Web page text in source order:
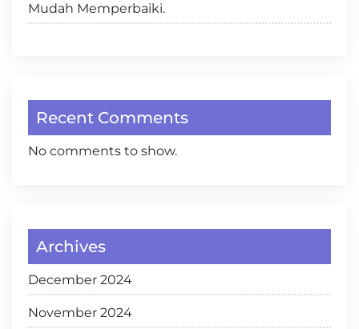
Mudah Memperbaiki.
Recent Comments
No comments to show.
Archives
December 2024
November 2024